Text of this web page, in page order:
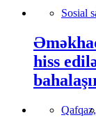
Sosial
hiss
Qafqaz,